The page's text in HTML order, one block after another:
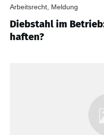
Arbeitsrecht, Meldung
Diebstahl im
haften?